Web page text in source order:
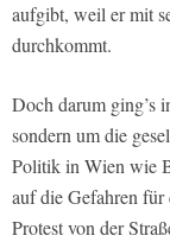
aufgibt, weil er mit
durchkommt.
Doch darum ging’s
sondern um die
Politik in Wien wie
auf die Gefahren für
Protest von der